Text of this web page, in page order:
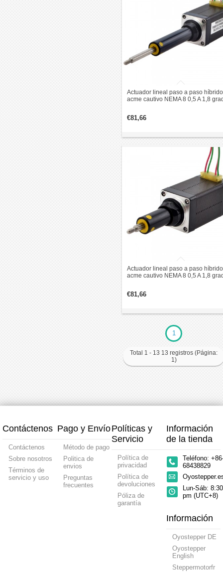
Actuador lineal paso a paso híbrido
acme cautivo NEMA 8 0,5 A 1,8
€81,66
Actuador lineal paso a paso híbrido
acme cautivo NEMA 8 0,5 A 1,8
€81,66
1
Total 1 - 13 13 registros (Página:
1)
Contáctenos
Contáctenos
Sobre nosotros
Términos de
servicio y uso
Pago y Envío
Método de pago
Politica de
envios
Preguntas
frecuentes
Políticas y
Servicio
Política de
privacidad
Política de
devoluciones
Póliza de
garantía
Información
de la tienda
Teléfono:
68438829
Lun-Sáb:
pm (UTC+8)
Información
Oyostepper DE
Oyostepper
English
Steppermotorfr